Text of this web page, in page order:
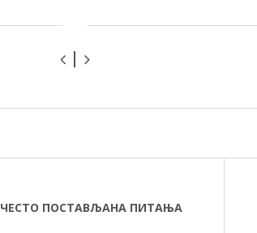
ЧЕСТО ПОСТАВЉАНА ПИТАЊА